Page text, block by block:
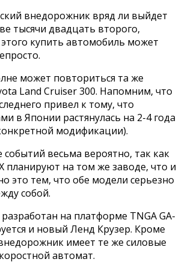
внедорожник вряд ли выйдет
тысячи двадцать второго,
купить автомобиль может
может повториться та же
Land Cruiser 300. Напомним, что
привел к тому, что
в Японии растянулась на 2-4 года
модификации).
весьма вероятно, так как
планируют на том же заводе, что и
это тем, что обе модели серьезно
собой.
на платформе TNGA GA-
и новый Ленд Крузер. Кроме
имеет те же силовые
автомат.